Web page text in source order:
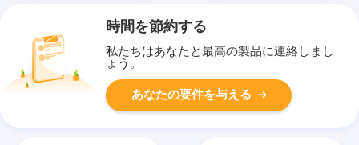
時間を節約する
私たちはあなたと最高の製品に連絡しまし
ょう。
あなたの要件を与える